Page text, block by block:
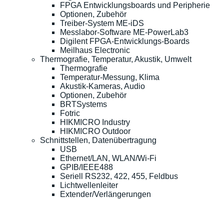
FPGA Entwicklungsboards und Peripherie
Optionen, Zubehör
Treiber-System ME-iDS
Messlabor-Software ME-PowerLab3
Digilent FPGA-Entwicklungs-Boards
Meilhaus Electronic
Thermografie, Temperatur, Akustik, Umwelt
Thermografie
Temperatur-Messung, Klima
Akustik-Kameras, Audio
Optionen, Zubehör
BRTSystems
Fotric
HIKMICRO Industry
HIKMICRO Outdoor
Schnittstellen, Datenübertragung
USB
Ethernet/LAN, WLAN/Wi-Fi
GPIB/IEEE488
Seriell RS232, 422, 455, Feldbus
Lichtwellenleiter
Extender/Verlängerungen